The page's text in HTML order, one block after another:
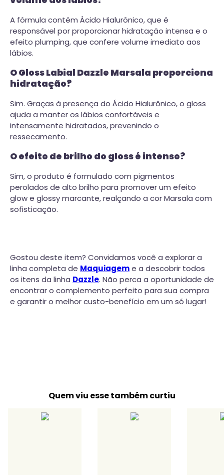
A fórmula contém Ácido Hialurônico, que é
responsável por proporcionar hidratação intensa e o
efeito plumping, que confere volume imediato aos
lábios.
O Gloss Labial Dazzle Marsala proporciona
hidratação?
Sim. Graças à presença do Ácido Hialurônico, o gloss
ajuda a manter os lábios confortáveis e
intensamente hidratados, prevenindo o
ressecamento.
O efeito de brilho do gloss é intenso?
Sim, o produto é formulado com pigmentos
perolados de alto brilho para promover um efeito
glow e glossy marcante, realçando a cor Marsala com
sofisticação.
Gostou deste item? Convidamos você a explorar a
linha completa de Maquiageme a descobrir todos
os itens da linha Dazzle. Não perca a oportunidade de
encontrar o complemento perfeito para sua compra
e garantir o melhor custo-benefício em um só lugar!
Quem viu esse também curtiu